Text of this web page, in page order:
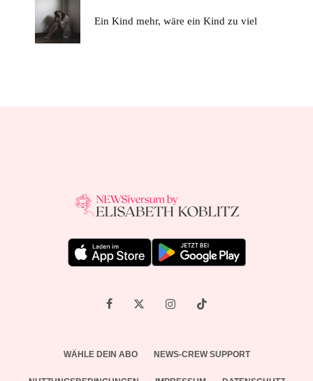
Ein Kind mehr, wäre ein Kind zu viel
WÄHLE DEIN ABO NEWS-CREW SUPPORT